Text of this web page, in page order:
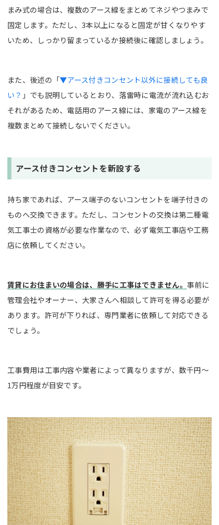
まみ式の場合は、複数のアース線をまとめてネジやつまみで
固定します。ただし、3本以上になると固定が甘くなりやす
いため、しっかり留まっているか接続後に確認しましょう。
また、後述の「▼アース付きコンセント以外に接続しても良
い？ 」でも説明しているとおり、落雷時に電流が流れ込むお
それがあるため、電話用のアース線には、家電のアース線を
複数まとめて接続しないでください。
アース付きコンセントを新設する
持ち家であれば、アース端子のないコンセントを端子付きの
ものへ交換できます。ただし、コンセントの交換は第二種電
気工事士の資格が必要な作業なので、必ず電気工事店や工務
店に依頼してください。
賃貸にお住まいの場合は、勝手に工事はできません。事前に
管理会社やオーナー、大家さんへ相談して許可を得る必要が
あります。許可が下りれば、専門業者に依頼して対応できる
でしょう。
工事費用は工事内容や業者によって異なりますが、数千円〜
1万円程度が目安です。